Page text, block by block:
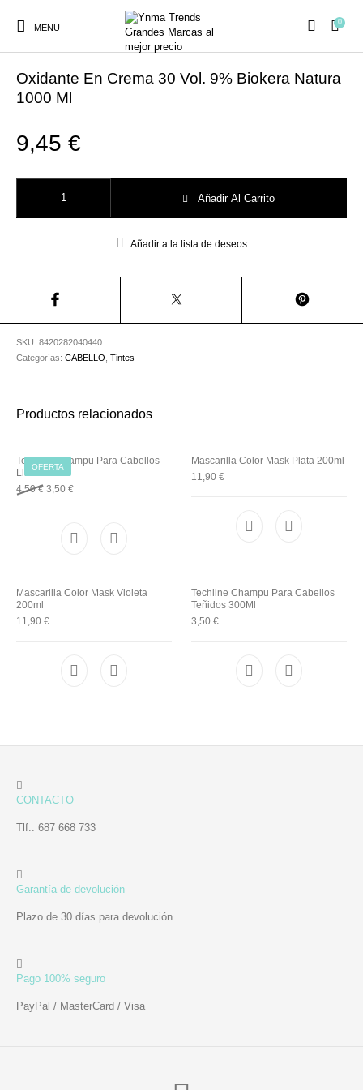
MENU
0
Ambientadores y
PRESENCIALES
Mobiliario Peluquería PERFUMES
Tintes
Oxidante En Crema 30 Vol. 9% Biokera Natura
1000 Ml
9,45€
Añadir Al Carrito
Añadir a la lista de deseos
SKU:8420282040440
Categorías:CABELLO ,Tintes
Productos relacionados
OFERTA
Techline Champu Para Cabellos
Lisos 300Ml
4,50€ Original price was: 4,50 €.
3,50€Current price is: 3,50 €.
Mascarilla Color Mask Plata 200ml
11,90 €
Mascarilla Color Mask Violeta
200ml
11,90€
Techline Champu Para Cabellos
Teñidos 300Ml
3,50 €
CONTACTO
Tlf.: 687 668 733
Garantía de devolución
Plazo de 30 días para devolución
Pago 100% seguro
PayPal / MasterCard / Visa